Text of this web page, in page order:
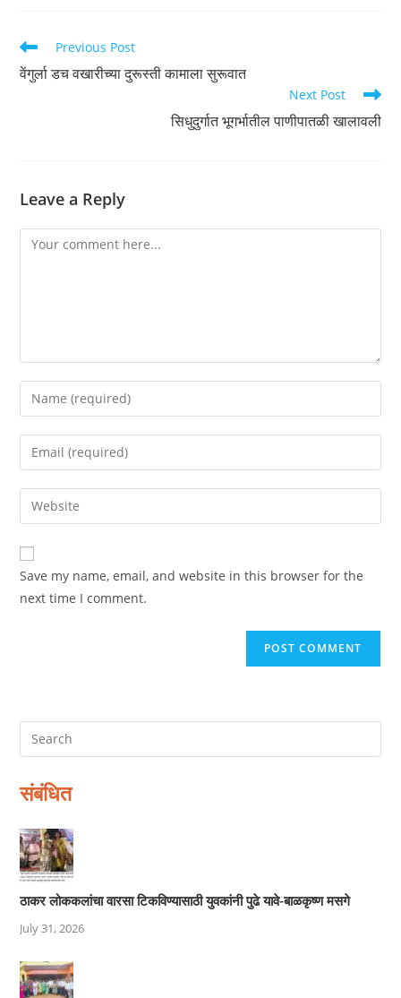
Read
more
articles
Previous Post
वेंगुर्ला डच वखारीच्या दुरूस्ती कामाला सुरूवात
Next Post
सिधुदुर्गात भूगर्भातील पाणीपातळी खालावली
Leave a Reply
Comment
Enter
your
name
comment
Enter
your
email
address
comment
Enter
your
website
URL
(optional)
Save my name, email, and website in this browser for the
next time I comment.
संबंधित
ठाकर लोककलांचा वारसा टिकविण्यासाठी युवकांनी पुढे यावे-बाळकृष्ण मसगे
July 31, 2026